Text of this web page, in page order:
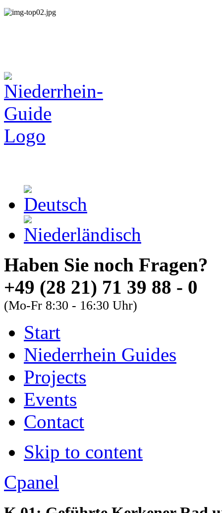
Haben Sie noch
+49 (28 21) 71 39 88 - 0
(Mo-Fr 8:30 - 16:30 Uhr)
Start
Niederrhein Guides
Projects
Events
Contact
Skip to content
Guides FAQs
Font Size
Increase font size
Decrease font size
Default font size
Cpanel